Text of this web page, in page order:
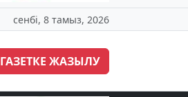
сенбі, 8 тамыз, 2026
ГАЗЕТКЕ ЖАЗЫЛУ